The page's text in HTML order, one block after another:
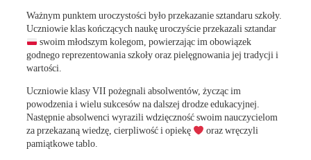
Ważnym punktem uroczystości było przekazanie sztandaru szkoły.
Uczniowie klas kończących naukę uroczyście przekazali sztandar
swoim młodszym kolegom, powierzając im obowiązek
godnego reprezentowania szkoły oraz pielęgnowania jej tradycji i
wartości.
Uczniowie klasy VII pożegnali absolwentów, życząc im
powodzenia i wielu sukcesów na dalszej drodze edukacyjnej.
Następnie absolwenci wyrazili wdzięczność swoim nauczycielom
za przekazaną wiedzę, cierpliwość i opiekę
oraz wręczyli
pamiątkowe tablo.